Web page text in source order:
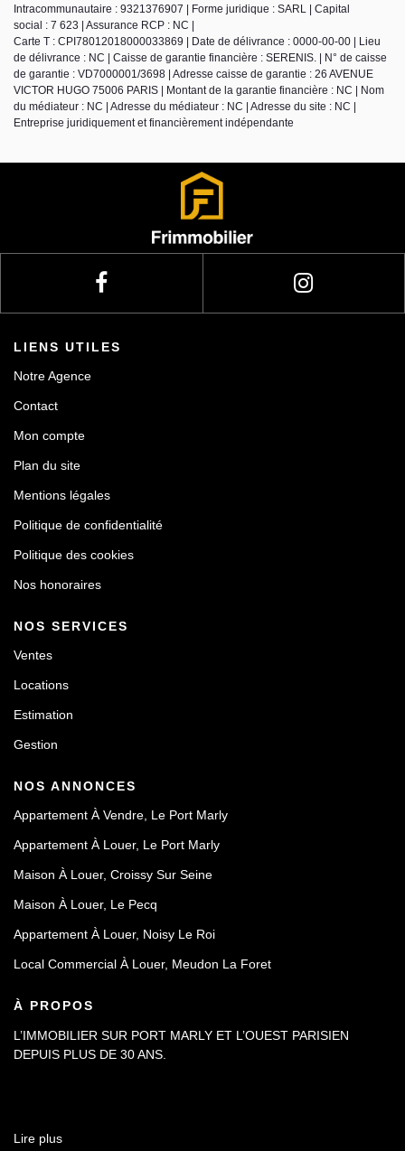
Intracommunautaire : 9321376907 | Forme juridique : SARL | Capital
social : 7 623 | Assurance RCP : NC |
Carte T : CPI78012018000033869 | Date de délivrance : 0000-00-00 | Lieu
de délivrance : NC | Caisse de garantie financière : SERENIS. | N° de caisse
de garantie : VD7000001/3698 | Adresse caisse de garantie : 26 AVENUE
VICTOR HUGO 75006 PARIS | Montant de la garantie financière : NC | Nom
du médiateur : NC | Adresse du médiateur : NC | Adresse du site : NC |
Entreprise juridiquement et financièrement indépendante
LIENS UTILES
Notre Agence
Contact
Mon compte
Plan du site
Mentions légales
Politique de confidentialité
Politique des cookies
Nos honoraires
NOS SERVICES
Ventes
Locations
Estimation
Gestion
NOS ANNONCES
Appartement À Vendre, Le Port Marly
Appartement À Louer, Le Port Marly
Maison À Louer, Croissy Sur Seine
Maison À Louer, Le Pecq
Appartement À Louer, Noisy Le Roi
Local Commercial À Louer, Meudon La Foret
À PROPOS
L’IMMOBILIER SUR PORT MARLY ET L’OUEST PARISIEN
DEPUIS PLUS DE 30 ANS.
Lire plus